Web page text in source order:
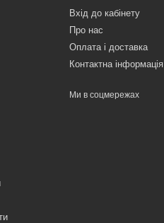
Вхід до кабінету
Про нас
Оплата і доставка
Контактна інформація
Ми в соцмережах